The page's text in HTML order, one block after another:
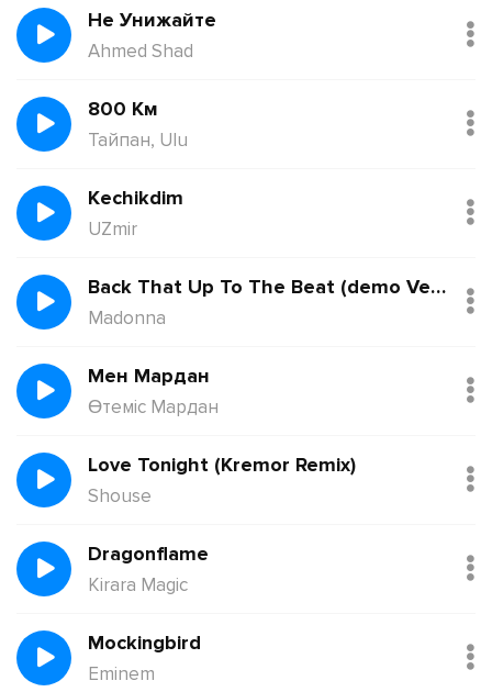
Не Унижайте
Ahmed Shad
800 Км
Тайпан, Ulu
Kechikdim
UZmir
Back That Up To The Beat (demo Version)
Madonna
Мен Мардан
Өтеміс Мардан
Love Tonight (Kremor Remix)
Shouse
Dragonflame
Kirara Magic
Mockingbird
Eminem